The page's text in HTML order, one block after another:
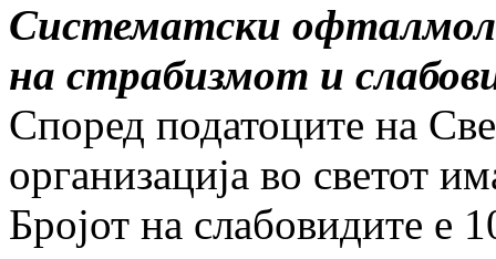
Систематски
на страбизмот и
Според податоците на
организација во светот
Бројот на слабовидите е